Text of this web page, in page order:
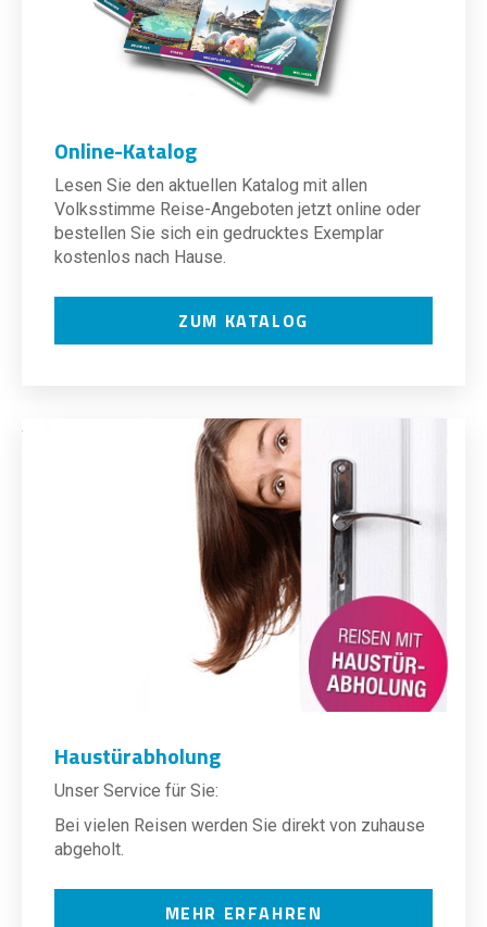
Online-Katalog
Lesen Sie den aktuellen Katalog mit allen
Volksstimme Reise-Angeboten jetzt online oder
bestellen Sie sich ein gedrucktes Exemplar
kostenlos nach Hause.
ZUM KATALOG
Haustürabholung
Unser Service für Sie:
Bei vielen Reisen werden Sie direkt von zuhause
abgeholt.
MEHR ERFAHREN